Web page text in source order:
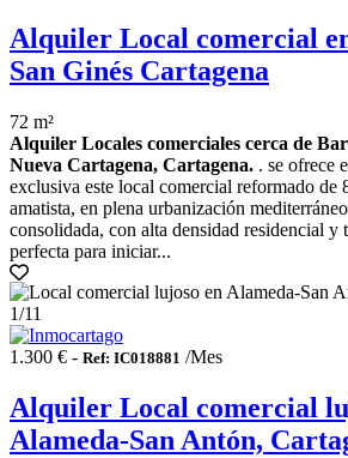
Alquiler Local comercial
San Ginés Cartagena
72 m²
Alquiler Locales comerciales cerca de
Nueva Cartagena, Cartagena. . se ofrece
exclusiva este local comercial reformado de
amatista, en plena urbanización
consolidada, con alta densidad residencial y
perfecta para iniciar...
1/11
1.300 € - Ref: IC018881 /Mes
Alquiler Local comercial
Alameda-San Antón,